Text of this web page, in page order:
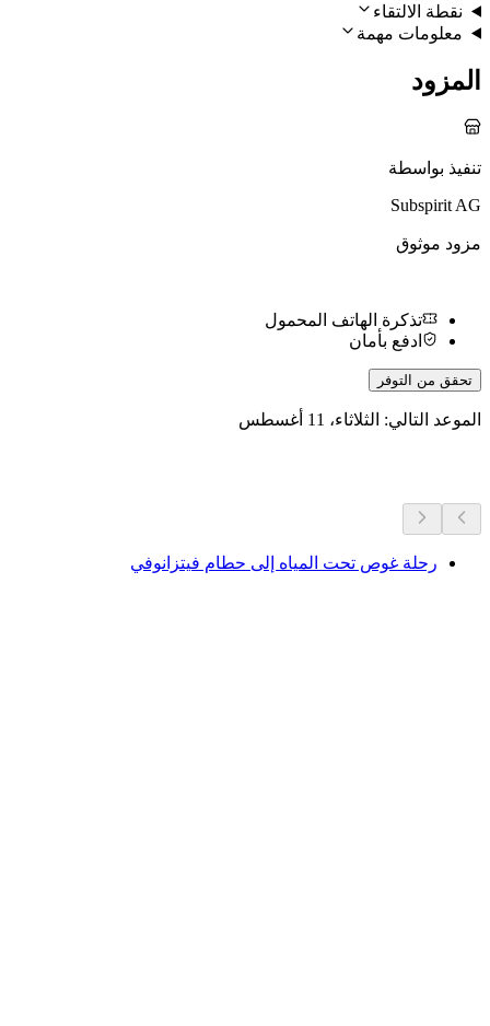
نقطة الالتقاء
معلومات مهمة
المزود
تنفيذ بواسطة
Subspirit AG
مزود موثوق
تذكرة الهاتف المحمول
ادفع بأمان
تحقق من التوفر
الموعد التالي: الثلاثاء، 11 أغسطس
رحلة غوص تحت المياه إلى حطام فيتزانوفي